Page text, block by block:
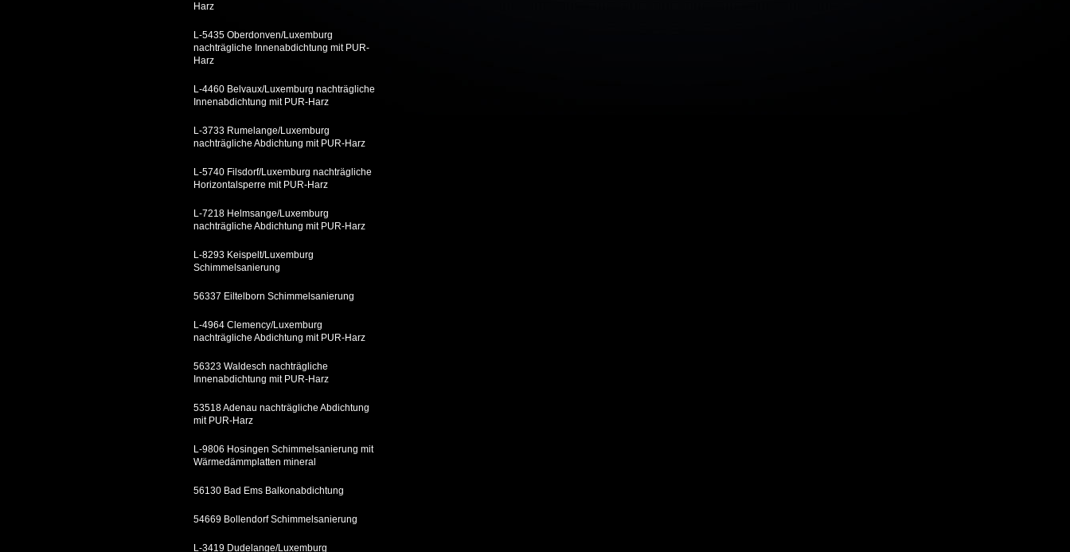
Harz
L-5435 Oberdonven/Luxemburg
nachträgliche Innenabdichtung mit PUR-
Harz
L-4460 Belvaux/Luxemburg nachträgliche
Innenabdichtung mit PUR-Harz
L-3733 Rumelange/Luxemburg
nachträgliche Abdichtung mit PUR-Harz
L-5740 Filsdorf/Luxemburg nachträgliche
Horizontalsperre mit PUR-Harz
L-7218 Helmsange/Luxemburg
nachträgliche Abdichtung mit PUR-Harz
L-8293 Keispelt/Luxemburg
Schimmelsanierung
56337 Eiltelborn Schimmelsanierung
L-4964 Clemency/Luxemburg
nachträgliche Abdichtung mit PUR-Harz
56323 Waldesch nachträgliche
Innenabdichtung mit PUR-Harz
53518 Adenau nachträgliche Abdichtung
mit PUR-Harz
L-9806 Hosingen Schimmelsanierung mit
Wärmedämmplatten mineral
56130 Bad Ems Balkonabdichtung
54669 Bollendorf Schimmelsanierung
L-3419 Dudelange/Luxemburg